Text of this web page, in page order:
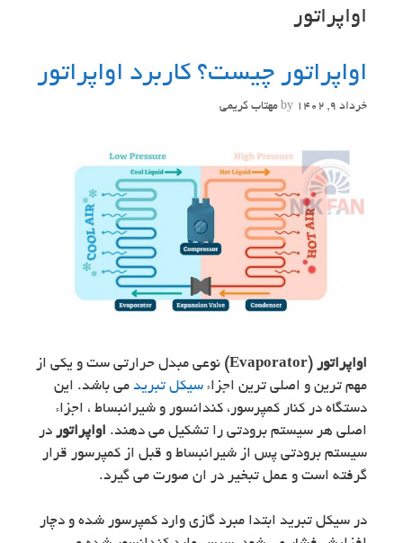
اواپراتور
اواپراتور چیست؟ کاربرد اواپراتور
خرداد 9, 1402 by مهتاب کریمی
اواپراتور (Evaporator)
نوعی مبدل حرارتی ست و یکی از
مهم ترین و اصلی ترین اجزاء سیکل تبرید می باشد. این
دستگاه در کنار کمپرسور، کندانسور و شیرانبساط ، اجزاء
اصلی هر سیستم برودتی را تشکیل می دهند. اواپراتور در
سیستم برودتی پس از شیرانبساط و قبل از کمپرسور قرار
گرفته است و عمل تبخیر در ان صورت می گیرد.
در سیکل تبرید ابتدا مبرد گازی وارد کمپرسور شده و دچار